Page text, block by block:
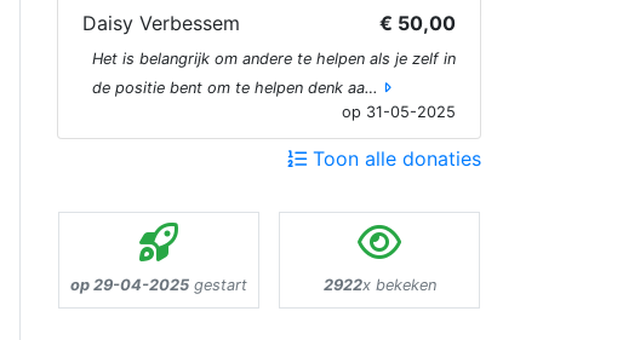
Daisy Verbessem € 50,00
Het is belangrijk om andere te helpen als je zelf in
de positie bent om te helpen denk aa…
op 31-05-2025
Toon alle donaties
op 29-04-2025 gestart 2922x bekeken